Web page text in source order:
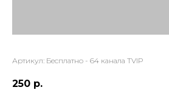
Артикул: Бесплатно - 64 канала TVIP
250 р.